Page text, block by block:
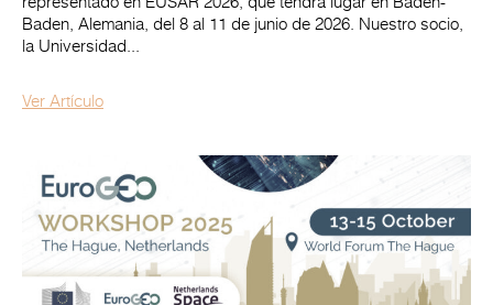
Baden, Alemania, del 8 al 11 de junio de 2026. Nuestro socio,
la Universidad...
Ver Artículo